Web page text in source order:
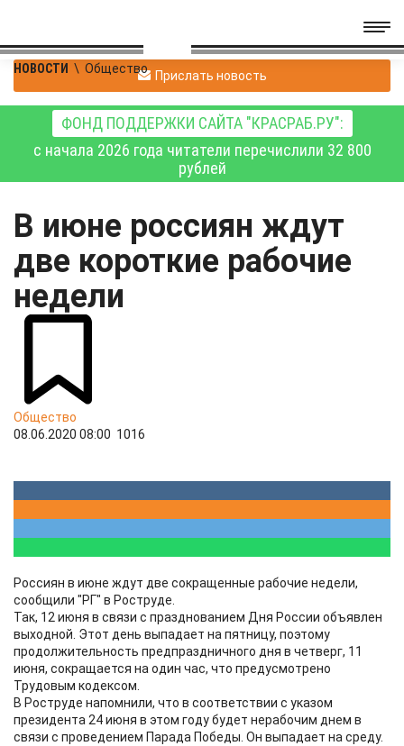
НОВОСТИ \ Общество Прислать новость
ФОНД ПОДДЕРЖКИ САЙТА "КРАСРАБ.РУ":
с начала 2026 года читатели перечислили 32 800
рублей
В июне россиян ждут
две короткие рабочие
недели
Общество
08.06.2020 08:00 1016
Россиян в июне ждут две сокращенные рабочие недели,
сообщили "РГ" в Роструде.
Так, 12 июня в связи с празднованием Дня России объявлен
выходной. Этот день выпадает на пятницу, поэтому
продолжительность предпраздничного дня в четверг, 11
июня, сокращается на один час, что предусмотрено
Трудовым кодексом.
В Роструде напомнили, что в соответствии с указом
президента 24 июня в этом году будет нерабочим днем в
связи с проведением Парада Победы. Он выпадает на среду.